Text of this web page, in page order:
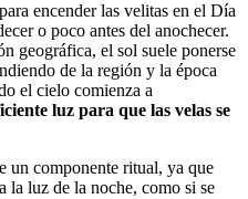
encender las velitas en el Día
o poco antes del anochecer.
geográfica, el sol suele ponerse
de la región y la época
el cielo comienza a
luz para que las velas se
un componente ritual, ya que
la luz de la noche, como si se